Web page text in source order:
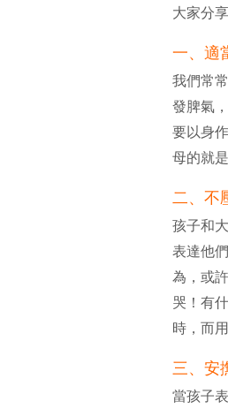
大家分
一、適
我們常
發脾氣
要以身
母的就
二、不
孩子和
表達他
為，或
哭！有
時，而
三、安
當孩子